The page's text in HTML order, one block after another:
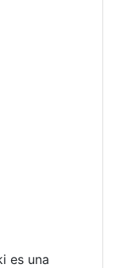
es una